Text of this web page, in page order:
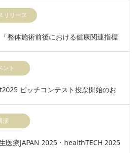
ください
リリース
「整体施術前後における健康関連指標
究」共同研究開始のお知らせ
ント
ピッチコンテスト投票開始のお
演
医療JAPAN 2025・healthTECH 2025